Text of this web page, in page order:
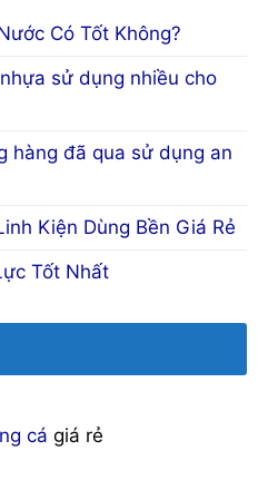
Có Tốt Không?
sử dụng nhiều cho
hàng đã qua sử dụng an
Kiện Dùng Bền Giá Rẻ
Tốt Nhất
cá giá rẻ